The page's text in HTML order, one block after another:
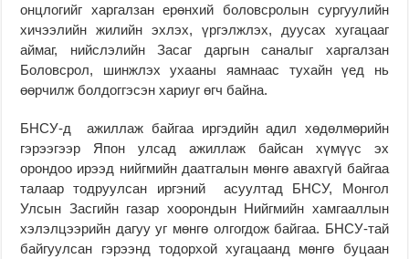
онцлогийг харгалзан ерөнхий боловсролын сургуулийн
хичээлийн жилийн эхлэх, үргэлжлэх, дуусах хугацааг
аймаг, нийслэлийн Засаг даргын саналыг харгалзан
Боловсрол, шинжлэх ухааны яамнаас тухайн үед нь
өөрчилж болдоггэсэн хариуг өгч байна.
БНСУ-д ажиллаж байгаа иргэдийн адил хөдөлмөрийн
гэрээгээр Япон улсад ажиллаж байсан хүмүүс эх
орондоо ирээд нийгмийн даатгалын мөнгө авахгүй байгаа
талаар тодруулсан иргэний асуултад БНСУ, Монгол
Улсын Засгийн газар хоорондын Нийгмийн хамгааллын
хэлэлцээрийн дагуу уг мөнгө олгогдож байгаа. БНСУ-тай
байгуулсан гэрээнд тодорхой хугацаанд мөнгө буцаан